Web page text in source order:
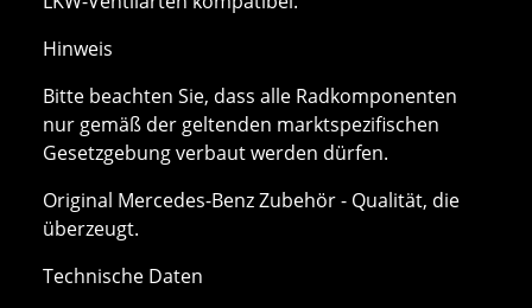
Hinweis
Bitte beachten Sie, dass alle Radkomponenten
nur gemäß der geltenden marktspezifischen
Gesetzgebung verbaut werden dürfen.
Original Mercedes-Benz Zubehör - Qualität, die
überzeugt.
Technische Daten